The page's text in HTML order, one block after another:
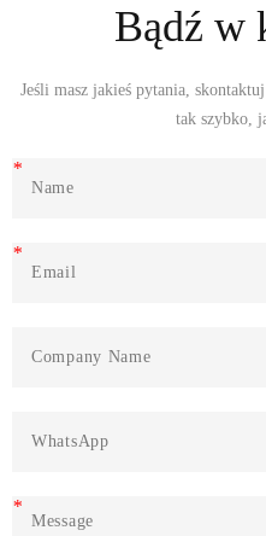
Bądź w
Jeśli masz jakieś pytania,
tak szybko,
*
*
*